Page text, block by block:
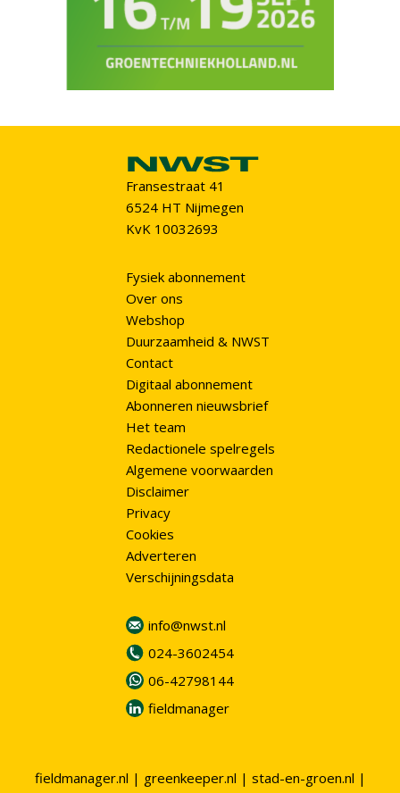
Fransestraat 41
6524 HT Nijmegen
KvK 10032693
Fysiek abonnement
Over ons
Webshop
Duurzaamheid & NWST
Contact
Digitaal abonnement
Abonneren nieuwsbrief
Het team
Redactionele spelregels
Algemene voorwaarden
Disclaimer
Privacy
Cookies
Adverteren
Verschijningsdata
info@nwst.nl
024-3602454
06-42798144
fieldmanager
fieldmanager.nl | greenkeeper.nl | stad-en-groen.nl |